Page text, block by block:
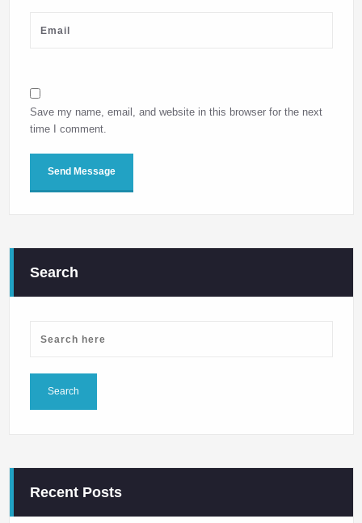
Save my name, email, and website in this browser for the next
time I comment.
Search
Recent Posts